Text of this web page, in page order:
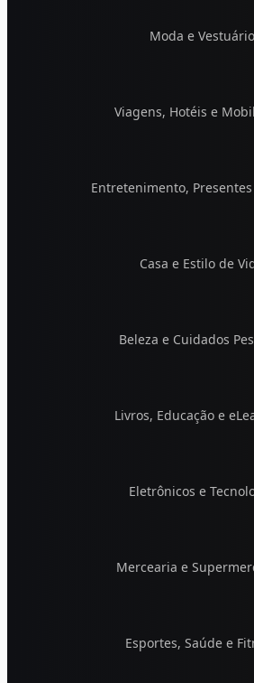
Moda e Vestuário
Viagens, Hotéis e
Entretenimento, Presentes
Casa e Estilo de
Beleza e Cuidados
Livros, Educação e
Eletrônicos e
Mercearia e
Esportes, Saúde e